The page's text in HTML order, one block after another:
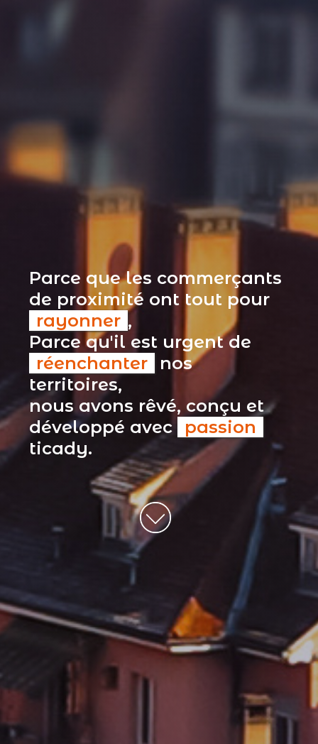
Parce que les commerçants
de proximité ont tout pour
rayonner ,
Parce qu'il est urgent de
réenchanter
nos
territoires,
nous avons rêvé, conçu et
développé avec passion
ticady.